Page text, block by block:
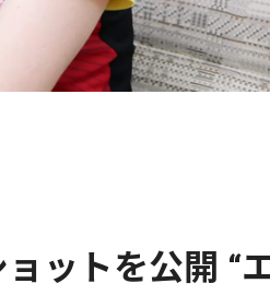
ットを公開 “